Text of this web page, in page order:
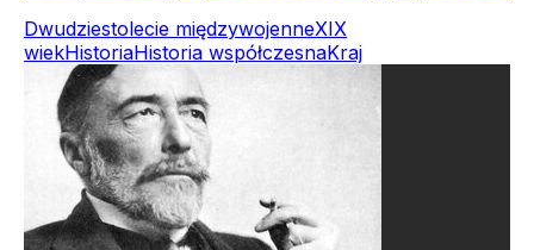
Dwudziestolecie międzywojenneXIX
wiekHistoriaHistoria współczesnaKraj